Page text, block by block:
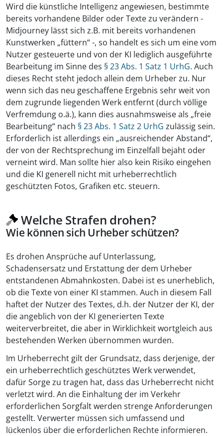
Wird die künstliche Intelligenz angewiesen, bestimmte
bereits vorhandene Bilder oder Texte zu verändern -
Midjourney lässt sich z.B. mit bereits vorhandenen
Kunstwerken „füttern“ -, so handelt es sich um eine vom
Nutzer gesteuerte und von der KI lediglich ausgeführte
Bearbeitung im Sinne des § 23 Abs. 1 Satz 1 UrhG. Auch
dieses Recht steht jedoch allein dem Urheber zu. Nur
wenn sich das neu geschaffene Ergebnis sehr weit von
dem zugrunde liegenden Werk entfernt (durch völlige
Verfremdung o.ä.), kann dies ausnahmsweise als „freie
Bearbeitung“ nach § 23 Abs. 1 Satz 2 UrhG zulässig sein.
Erforderlich ist allerdings ein „ausreichender Abstand“,
der von der Rechtsprechung im Einzelfall bejaht oder
verneint wird. Man sollte hier also kein Risiko eingehen
und die KI generell nicht mit urheberrechtlich
geschützten Fotos, Grafiken etc. steuern.
Welche Strafen drohen?
Wie können sich Urheber schützen?
Es drohen Ansprüche auf Unterlassung,
Schadensersatz und Erstattung der dem Urheber
entstandenen Abmahnkosten. Dabei ist es unerheblich,
ob die Texte von einer KI stammen. Auch in diesem Fall
haftet der Nutzer des Textes, d.h. der Nutzer der KI, der
die angeblich von der KI generierten Texte
weiterverbreitet, die aber in Wirklichkeit wortgleich aus
bestehenden Werken übernommen wurden.
Im Urheberrecht gilt der Grundsatz, dass derjenige, der
ein urheberrechtlich geschütztes Werk verwendet,
dafür Sorge zu tragen hat, dass das Urheberrecht nicht
verletzt wird. An die Einhaltung der im Verkehr
erforderlichen Sorgfalt werden strenge Anforderungen
gestellt. Verwerter müssen sich umfassend und
lückenlos über die erforderlichen Rechte informieren.